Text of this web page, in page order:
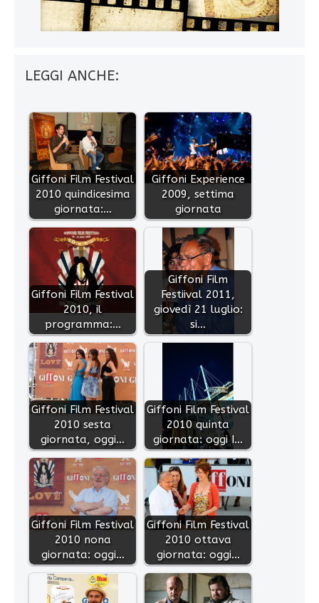
LEGGI ANCHE:
Giffoni Film Festival
2010 quindicesima
giornata:…
Giffoni Experience
2009, settima
giornata
Giffoni Film Festival
2010, il
programma:…
Giffoni Film
Festiival 2011,
giovedì 21 luglio:
si…
Giffoni Film Festival
2010 sesta
giornata, oggi…
Giffoni Film Festival
2010 quinta
giornata: oggi I…
Giffoni Film Festival
2010 nona
giornata: oggi…
Giffoni Film Festival
2010 ottava
giornata: oggi…